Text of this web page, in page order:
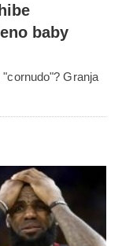
baby
Granja